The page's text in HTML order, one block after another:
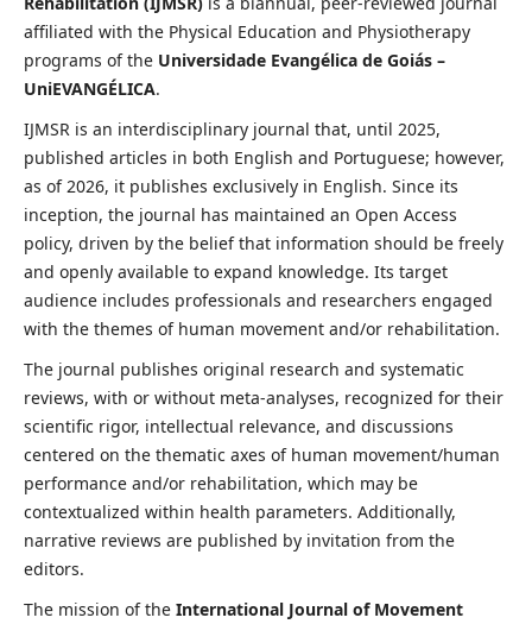
affiliated with the Physical Education and Physiotherapy
programs of the Universidade Evangélica de Goiás –
UniEVANGÉLICA.
IJMSR is an interdisciplinary journal that, until 2025,
published articles in both English and Portuguese; however,
as of 2026, it publishes exclusively in English. Since its
inception, the journal has maintained an Open Access
policy, driven by the belief that information should be freely
and openly available to expand knowledge. Its target
audience includes professionals and researchers engaged
with the themes of human movement and/or rehabilitation.
The journal publishes original research and systematic
reviews, with or without meta-analyses, recognized for their
scientific rigor, intellectual relevance, and discussions
centered on the thematic axes of human movement/human
performance and/or rehabilitation, which may be
contextualized within health parameters. Additionally,
narrative reviews are published by invitation from the
editors.
The mission of the International Journal of Movement